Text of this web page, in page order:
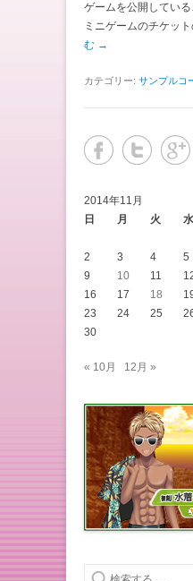
ゲームを公開している
ミニゲームのチケッ
む →
カテゴリー: サンプルコ
2014年11月
日
月 火 水
2
3 4 5
9
10 11
16
17 18
23
24 25
30
« 10月 12月 »
検索する